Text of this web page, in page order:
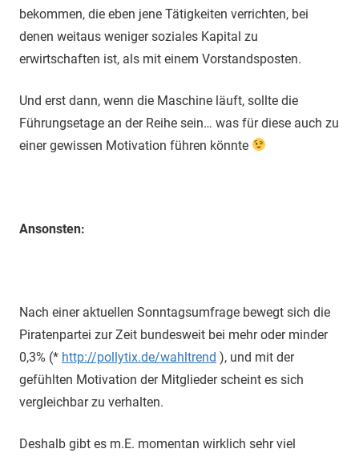
bekommen, die eben jene Tätigkeiten verrichten, bei
denen weitaus weniger soziales Kapital zu
erwirtschaften ist, als mit einem Vorstandsposten.
Und erst dann, wenn die Maschine läuft, sollte die
Führungsetage an der Reihe sein… was für diese auch zu
einer gewissen Motivation führen könnte
Ansonsten:
Nach einer aktuellen Sonntagsumfrage bewegt sich die
Piratenpartei zur Zeit bundesweit bei mehr oder minder
0,3% (* http://pollytix.de/wahltrend ), und mit der
gefühlten Motivation der Mitglieder scheint es sich
vergleichbar zu verhalten.
Deshalb gibt es m.E. momentan wirklich sehr viel